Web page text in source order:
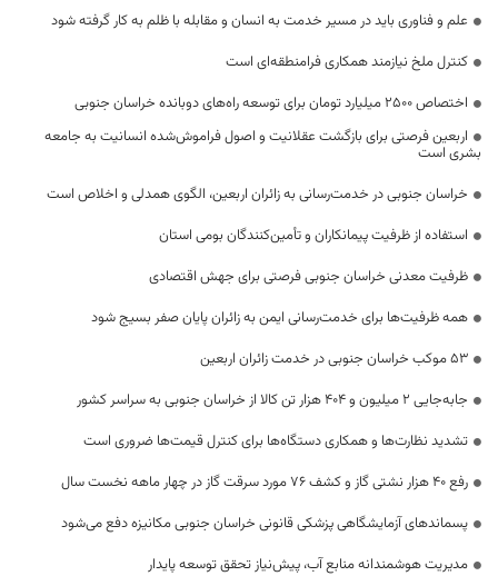
علم و فناوری باید در مسیر خدمت به انسان و مقابله با ظلم به کار گرفته شود
کنترل ملخ نیازمند همکاری فرامنطقه‌ای است
اختصاص 2500 میلیارد تومان برای توسعه راه‌های دوبانده خراسان جنوبی
اربعین فرصتی برای بازگشت عقلانیت و اصول فراموش‌شده انسانیت به جامعه
بشری است
خراسان جنوبی در خدمت‌رسانی به زائران اربعین، الگوی همدلی و اخلاص است
استفاده از ظرفیت پیمانکاران و تأمین‌کنندگان بومی استان
ظرفیت معدنی خراسان جنوبی فرصتی برای جهش اقتصادی
همه ظرفیت‌ها برای خدمت‌رسانی ایمن به زائران پایان صفر بسیج شود
53 موکب خراسان جنوبی در خدمت زائران اربعین
جابه‌جایی 2 میلیون و 404 هزار تن کالا از خراسان جنوبی به سراسر کشور
تشدید نظارت‌ها و همکاری دستگاه‌ها برای کنترل قیمت‌ها ضروری است
رفع 40 هزار نشتی گاز و کشف 76 مورد سرقت گاز در چهار ماهه نخست سال
پسماندهای آزمایشگاهی پزشکی قانونی خراسان جنوبی مکانیزه دفع می‌شود
مدیریت هوشمندانه منابع آب، پیش‌نیاز تحقق توسعه پایدار